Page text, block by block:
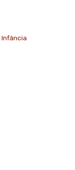
Infância